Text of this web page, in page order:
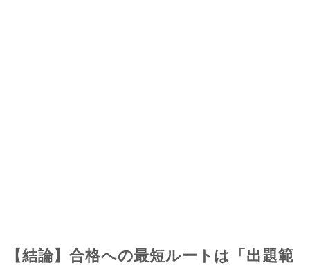
【結論】合格への最短ルートは「出題範